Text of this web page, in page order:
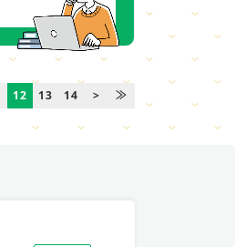
12 13 14 > ≫